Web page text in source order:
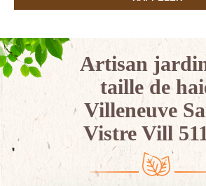
Artisan
taille de
Villeneuve
Vistre Vill